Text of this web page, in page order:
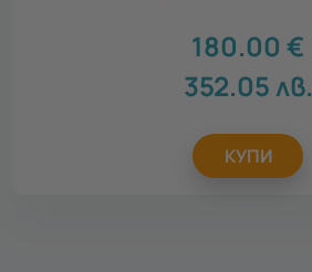
180.00 €
352.05лв.
КУПИ